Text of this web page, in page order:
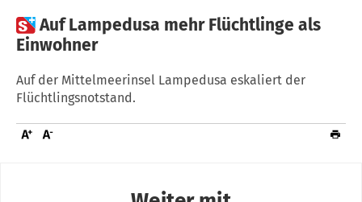
Auf Lampedusa mehr Flüchtlinge als
Einwohner
Auf der Mittelmeerinsel Lampedusa eskaliert der
Flüchtlingsnotstand.